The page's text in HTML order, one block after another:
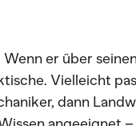
er über
Vielleicht
dann